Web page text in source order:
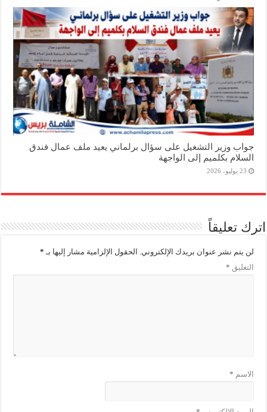
جواب وزير التشغيل على سؤال برلماني يعيد ملف عمال فندق
السلام بكلميم إلى الواجهة
23 يوليو، 2026
اترك تعليقاً
لن يتم نشر عنوان بريدك الإلكتروني. الحقول الإلزامية مشار إليها بـ *
التعليق *
الاسم *